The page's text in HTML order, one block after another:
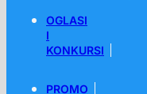
OGLASI
I
KONKURSI
PROMO